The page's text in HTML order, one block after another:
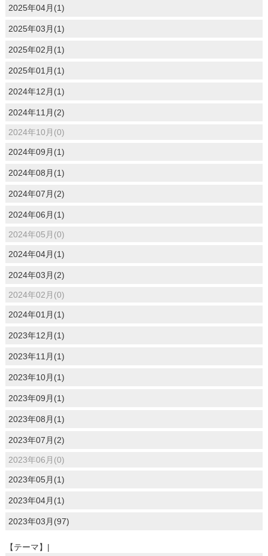
2025年04月(1)
2025年03月(1)
2025年02月(1)
2025年01月(1)
2024年12月(1)
2024年11月(2)
2024年10月(0)
2024年09月(1)
2024年08月(1)
2024年07月(2)
2024年06月(1)
2024年05月(0)
2024年04月(1)
2024年03月(2)
2024年02月(0)
2024年01月(1)
2023年12月(1)
2023年11月(1)
2023年10月(1)
2023年09月(1)
2023年08月(1)
2023年07月(2)
2023年06月(0)
2023年05月(1)
2023年04月(1)
2023年03月(97)
【テーマ】|